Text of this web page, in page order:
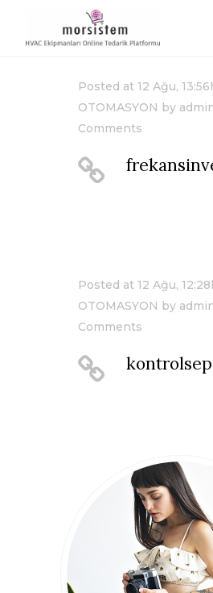
Posted at 12 Ağu,
OTOMASYON by
Comments
Posted at 12 Ağu,
OTOMASYON by
Comments